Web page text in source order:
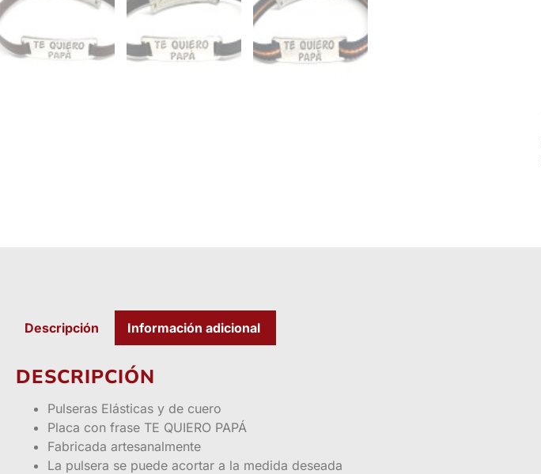
Descripción Información adicional
DESCRIPCIÓN
Pulseras Elásticas y de cuero
Placa con frase TE QUIERO PAPÁ
Fabricada artesanalmente
La pulsera se puede acortar a la medida deseada